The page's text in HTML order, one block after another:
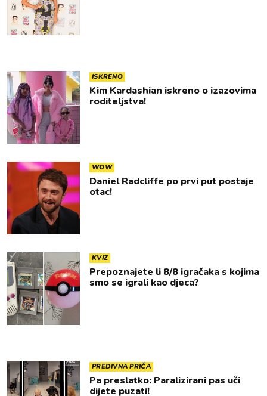
ISKRENO
Kim Kardashian iskreno o izazovima
roditeljstva!
WOW
Daniel Radcliffe po prvi put postaje
otac!
KVIZ
Prepoznajete li 8/8 igračaka s kojima
smo se igrali kao djeca?
PREDIVNA PRIČA
Pa preslatko: Paralizirani pas uči
dijete puzati!